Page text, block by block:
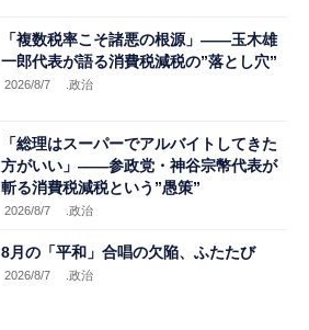
「複数税率こそ諸悪の根源」――玉木雄
一郎代表が語る消費税減税の”落とし穴”
2026/8/7 .政治
「総理はスーパーでアルバイトしてきた
方がいい」――参政党・神谷宗幣代表が
斬る消費税減税という”愚策”
2026/8/7 .政治
8月の「平和」合唱の欠陥、ふたたび
2026/8/7 .政治